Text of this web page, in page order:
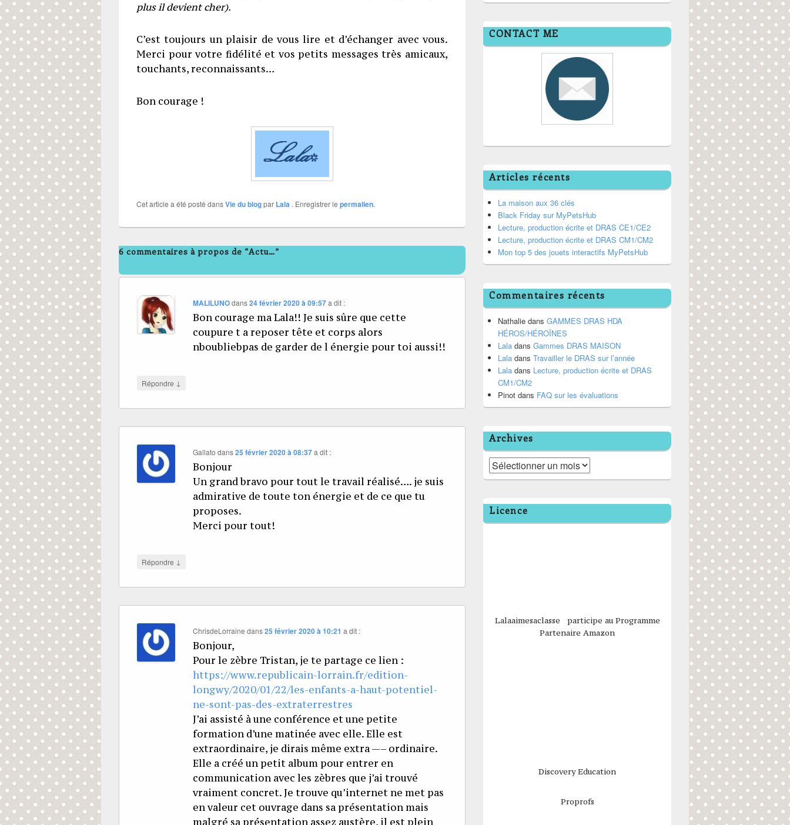
plus il devient cher).
C’est toujours un plaisir de vous lire et d’échanger avec vous.
Merci pour votre fidélité et vos petits messages très amicaux,
touchants, reconnaissants…
Bon courage !
Cet article a été posté dansVie du blogpar Lala . Enregistrer le permalien.
6 commentaires à propos de “Actu…”
MALILUNOdans24 février 2020 à 09:57a dit :
Bon courage ma Lala!! Je suis sûre que cette
coupure t a reposer tête et corps alors
nboubliebpas de garder de l énergie pour toi aussi!!
Répondre ↓
Gallato dans25 février 2020 à 08:37a dit :
Bonjour
Un grand bravo pour tout le travail réalisé…. je suis
admirative de toute ton énergie et de ce que tu
proposes.
Merci pour tout!
Répondre ↓
ChrisdeLorraine dans25 février 2020 à 10:21 a dit :
Bonjour,
Pour le zèbre Tristan, je te partage ce lien :
https://www.republicain-lorrain.fr/edition-
longwy/2020/01/22/les-enfants-a-haut-potentiel-
ne-sont-pas-des-extraterrestres
J’ai assisté à une conférence et une petite
formation d’une matinée avec elle. Elle est
extraordinaire, je dirais même extra —– ordinaire.
Elle a créé un petit album pour entrer en
communication avec les zèbres que j’ai trouvé
vraiment concret. Je trouve qu’internet ne met pas
en valeur cet ouvrage dans sa présentation mais
malgré sa présentation assez austère, il est plein
CONTACT ME
Articles récents
La maison aux 36 clés
Black Friday sur MyPetsHub
Lecture, production écrite et DRAS CE1/CE2
Lecture, production écrite et DRAS CM1/CM2
Mon top 5 des jouets interactifs MyPetsHub
Commentaires récents
Nathalie dans GAMMES DRAS HDA
HÉROS/HÉROÏNES
Lala dans Gammes DRAS MAISON
Lala dans Travailler le DRAS sur l’année
Lala dans Lecture, production écrite et DRAS
CM1/CM2
Pinot dans FAQ sur les évaluations
Archives
Archives
Licence
Lalaaimesaclasse participe au Programme
Partenaire Amazon
Discovery Education
Proprofs